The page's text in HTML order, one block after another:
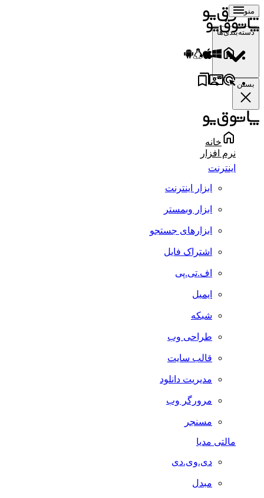
منو
دسته‌بندی‌ها
بستن
خانه
نرم افزار
اینترنت
ابزار اینترنت
ابزار وبمستر
ابزارهای جستجو
اشتراک فایل
اف.تی.پی
ایمیل
شبکه
طراحی وب
قالب سایت
مدیریت دانلود
مرورگر وب
مسنجر
مالتی مدیا
دی.وی.دی
مبدل